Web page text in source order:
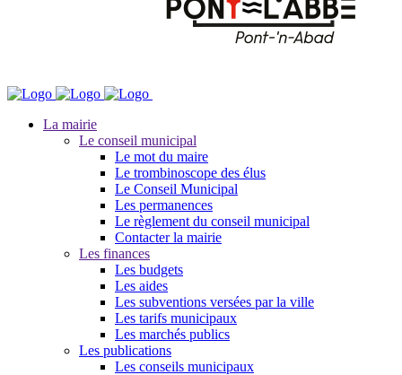
La mairie
Le conseil municipal
Le mot du maire
Le trombinoscope des élus
Le Conseil Municipal
Les permanences
Le règlement du conseil municipal
Contacter la mairie
Les finances
Les budgets
Les aides
Les subventions versées par la ville
Les tarifs municipaux
Les marchés publics
Les publications
Les conseils municipaux